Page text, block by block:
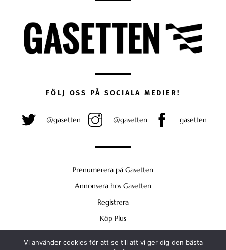
FÖLJ OSS PÅ SOCIALA MEDIER!
@gasetten @gasetten gasetten
Prenumerera på Gasetten
Annonsera hos Gasetten
Registrera
Köp Plus
Vi använder cookies för att se till att vi ger dig den bästa